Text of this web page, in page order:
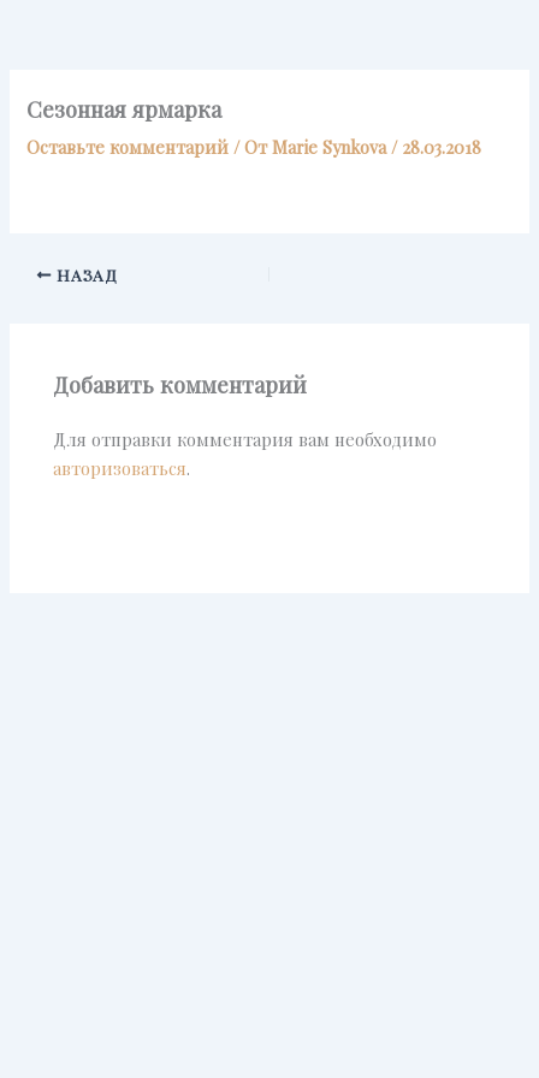
Сезонная ярмарка
Оставьте комментарий / ОтMarie Synkova/ 28.03.2018
НАЗАД
Добавить комментарий
Для отправки комментария вам необходимо
авторизоваться.